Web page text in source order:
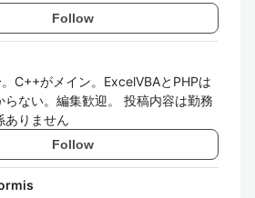
Follow
C++がメイン。ExcelVBAとPHPは
らない。編集歓迎。 投稿内容は勤務
ありません
Follow